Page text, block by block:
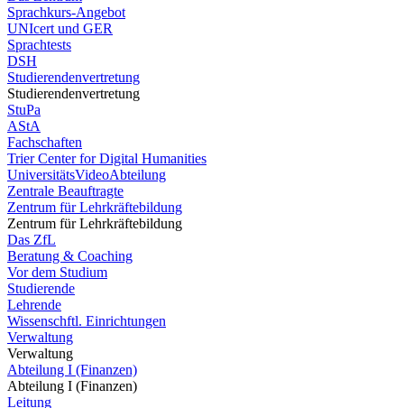
Sprachkurs-Angebot
UNIcert und GER
Sprachtests
DSH
Studierendenvertretung
Studierendenvertretung
StuPa
AStA
Fachschaften
Trier Center for Digital Humanities
UniversitätsVideoAbteilung
Zentrale Beauftragte
Zentrum für Lehrkräftebildung
Zentrum für Lehrkräftebildung
Das ZfL
Beratung & Coaching
Vor dem Studium
Studierende
Lehrende
Wissenschftl. Einrichtungen
Verwaltung
Verwaltung
Abteilung I (Finanzen)
Abteilung I (Finanzen)
Leitung